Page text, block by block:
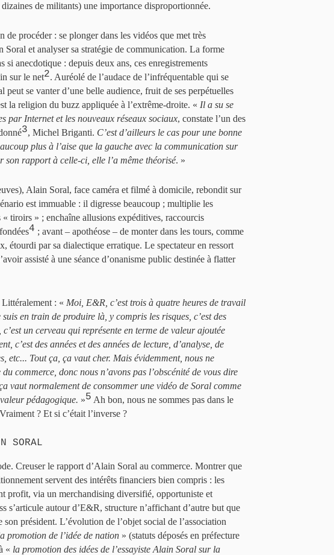
de militants) une importance disproportionnée.
de procéder : se plonger dans les vidéos que met très
Soral et analyser sa stratégie de communication. La forme
si anecdotique : depuis deux ans, ces enregistrements
sur le net2. Auréolé de l’audace de l’infréquentable qui se
peut se vanter d’une belle audience, fruit de ses perpétuelles
la religion du buzz appliquée à l’extrême-droite. « Il a su se
par Internet et les nouveaux réseaux sociaux, constate l’un des
3, Michel Briganti. C’est d’ailleurs le cas pour une bonne
plus à l’aise que la gauche avec la communication sur
son rapport à celle-ci, elle l’a même théorisé. »
Alain Soral, face caméra et filmé à domicile, rebondit sur
est immuable : il digresse beaucoup ; multiplie les
« tiroirs » ; enchaîne allusions expéditives, raccourcis
4 ; avant – apothéose – de monter dans les tours, comme
étourdi par sa dialectique erratique. Le spectateur en ressort
assisté à une séance d’onanisme public destinée à flatter
: « Moi, E&R, c’est trois à quatre heures de travail
en train de produire là, y compris les risques, c’est des
un cerveau qui représente en terme de valeur ajoutée
c’est des années et des années de lecture, d’analyse, de
etc... Tout ça, ça vaut cher. Mais évidemment, nous ne
commerce, donc nous n’avons pas l’obscénité de vous dire
vaut normalement de consommer une vidéo de Soral comme
pédagogique. »5 Ah bon, nous ne sommes pas dans le
? Et si c’était l’inverse ?
SORAL
Creuser le rapport d’Alain Soral au commerce. Montrer que
servent des intérêts financiers bien compris : les
profit, via un merchandising diversifié, opportuniste et
s’articule autour d’E&R, structure n’affichant d’autre but que
président. L’évolution de l’objet social de l’association
promotion de l’idée de nation » (statuts déposés en préfecture
« la promotion des idées de l’essayiste Alain Soral sur la